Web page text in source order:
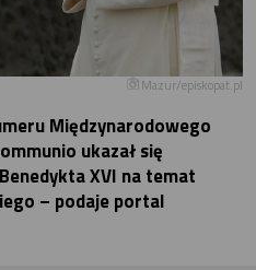
Mazur/episkopat.pl
Międzynarodowego
ukazał się
XVI na temat
– podaje portal